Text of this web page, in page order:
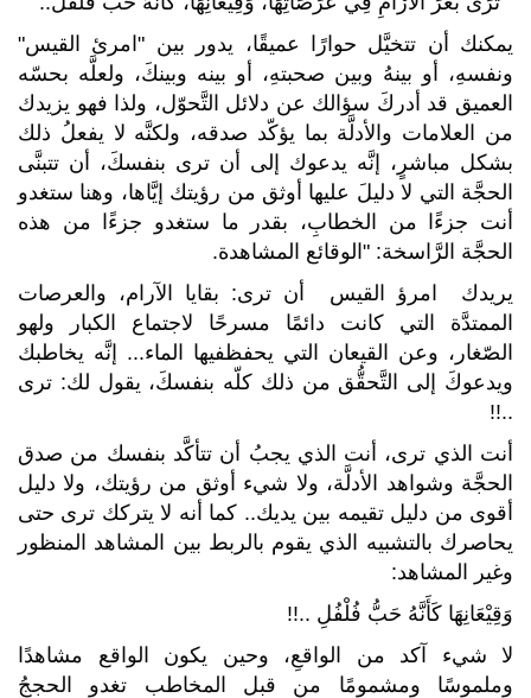
يمكنك أن تتخيَّل حوارًا عميقًا، يدور بين "امرئ القيس"
ونفسهِ، أو بينهُ وبين صحبتهِ، أو بينه وبينكَ، ولعلَّه بحسّه
العميق قد أدركَ سؤالك عن دلائل التَّحوّل، ولذا فهو يزيدك
من العلامات والأدلَّة بما يؤكّد صدقه، ولكنَّه لا يفعلُ ذلك
بشكل مباشرٍ، إنَّه يدعوك إلى أن ترى بنفسكَ، أن تتبنَّى
الحجَّة التي لا دليلَ عليها أوثق من رؤيتك إيَّاها، وهنا ستغدو
أنت جزءًا من الخطابِ، بقدر ما ستغدو جزءًا من هذه
الحجَّة الرَّاسخة: "الوقائع المشاهدة.
يريدك امرؤ القيس أن ترى: بقايا الآرام، والعرصات
الممتدَّة التي كانت دائمًا مسرحًا لاجتماع الكبار ولهو
الصّغار، وعن القيعان التي يحفظفيها الماء... إنَّه يخاطبك
ويدعوكَ إلى التَّحقُّق من ذلك كلّه بنفسكَ، يقول لك: ترى
..!!
أنت الذي ترى، أنت الذي يجبُ أن تتأكَّد بنفسك من صدق
الحجَّة وشواهد الأدلَّة، ولا شيء أوثق من رؤيتك، ولا دليل
أقوى من دليل تقيمه بين يديك.. كما أنه لا يتركك ترى حتى
يحاصرك بالتشبيه الذي يقوم بالربط بين المشاهد المنظور
وغير المشاهد:
وَقِيْعَانِهَا كَأَنَّهُ حَبُّ فُلْفُلِ ..!!
لا شيء آكد من الواقعِ، وحين يكون الواقع مشاهدًا
وملموسًا ومشمومًا من قبل المخاطب تغدو الحججُ